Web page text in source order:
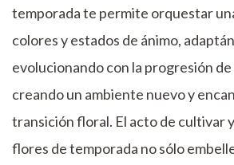
temporada te permite orquestar
colores y estados de ánimo,
evolucionando con la progresión
creando un ambiente nuevo y
transición floral. El acto de cultivar
flores de temporada no sólo